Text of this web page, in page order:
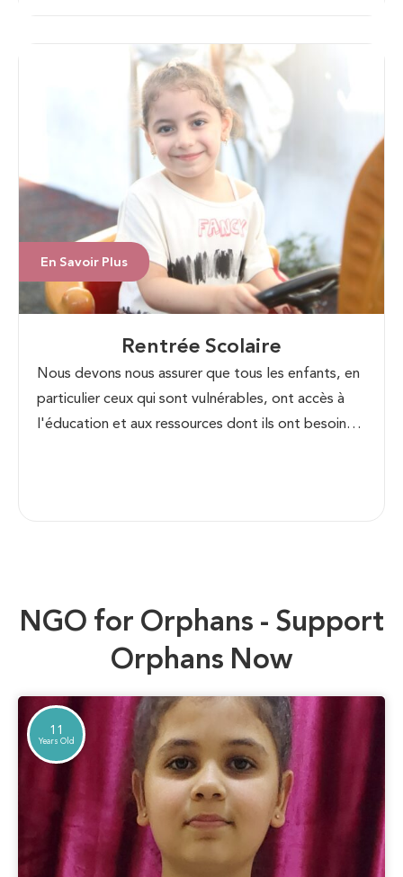
fournitures essentielles s'épuisent. Une action
immédiate est nécessaire pour apporter une
assistance vitale à ceux qui sont affectés
En Savoir Plus
Rentrée Scolaire
Nous devons nous assurer que tous les enfants, en
particulier ceux qui sont vulnérables, ont accès à
l'éducation et aux ressources dont ils ont besoin
NGO for Orphans - Support
Orphans Now
11
Years Old